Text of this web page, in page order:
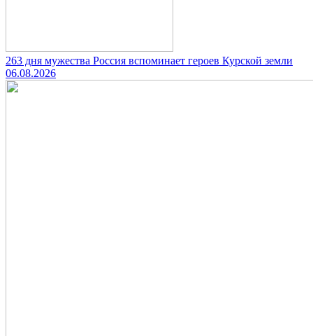
263 дня мужества Россия вспоминает героев Курской земли
06.08.2026